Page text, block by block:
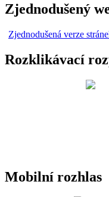
Zjednodušený
Zjednodušená verze
Rozklikávací
Mobilní rozhlas